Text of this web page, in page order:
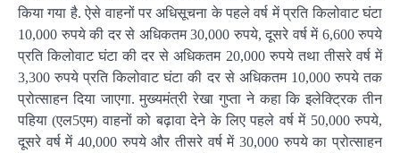
किया गया है. ऐसे वाहनों पर अधिसूचना के पहले वर्ष में प्रति किलोवाट घंटा
10,000 रुपये की दर से अधिकतम 30,000 रुपये, दूसरे वर्ष में 6,600 रुपये
प्रति किलोवाट घंटा की दर से अधिकतम 20,000 रुपये तथा तीसरे वर्ष में
3,300 रुपये प्रति किलोवाट घंटा की दर से अधिकतम 10,000 रुपये तक
प्रोत्साहन दिया जाएगा. मुख्यमंत्री रेखा गुप्ता ने कहा कि इलेक्ट्रिक तीन
पहिया (एल5एम) वाहनों को बढ़ावा देने के लिए पहले वर्ष में 50,000 रुपये,
दूसरे वर्ष में 40,000 रुपये और तीसरे वर्ष में 30,000 रुपये का प्रोत्साहन